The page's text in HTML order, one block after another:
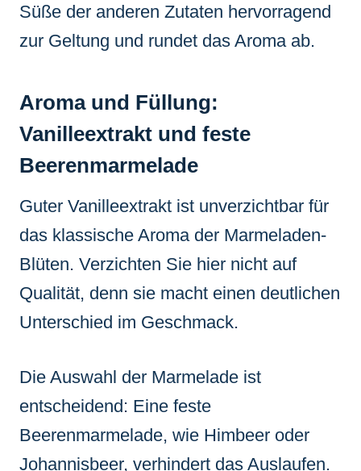
Süße der anderen Zutaten hervorragend
zur Geltung und rundet das Aroma ab.
Aroma und Füllung:
Vanilleextrakt und feste
Beerenmarmelade
Guter Vanilleextrakt ist unverzichtbar für
das klassische Aroma der Marmeladen-
Blüten. Verzichten Sie hier nicht auf
Qualität, denn sie macht einen deutlichen
Unterschied im Geschmack.
Die Auswahl der Marmelade ist
entscheidend: Eine feste
Beerenmarmelade, wie Himbeer oder
Johannisbeer, verhindert das Auslaufen.